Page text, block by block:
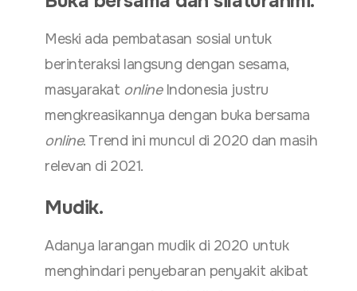
Meski ada pembatasan sosial untuk
berinteraksi langsung dengan sesama,
masyarakat onlineIndonesia justru
mengkreasikannya dengan buka bersama
online. Trend ini muncul di 2020 dan masih
relevan di 2021.
Mudik.
Adanya larangan mudik di 2020 untuk
menghindari penyebaran penyakit akibat